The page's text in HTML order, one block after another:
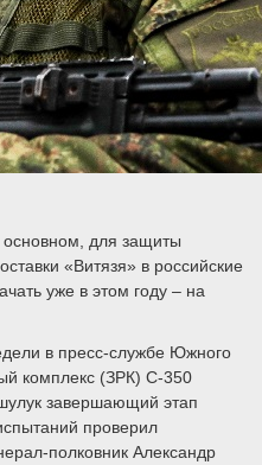
основном, для защиты
«Витязя» в российские
уже в этом году – на
в пресс-службе Южного
комплекс (ЗРК) С-350
завершающий этап
проверил
полковник Александр